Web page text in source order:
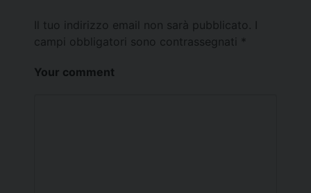
Il tuo indirizzo email non sarà pubblicato.
campi obbligatori sono contrassegnati *
Your comment